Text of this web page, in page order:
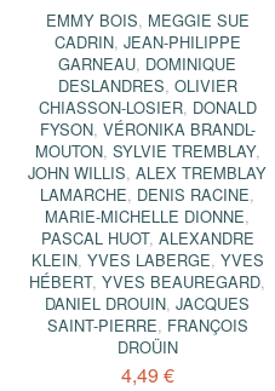
EMMY BOIS, MEGGIE SUE
CADRIN, JEAN-PHILIPPE
GARNEAU, DOMINIQUE
DESLANDRES, OLIVIER
CHIASSON-LOSIER, DONALD
FYSON, VÉRONIKA BRANDL-
MOUTON, SYLVIE TREMBLAY,
JOHN WILLIS,ALEX TREMBLAY
LAMARCHE, DENIS RACINE,
MARIE-MICHELLE DIONNE,
PASCAL HUOT, ALEXANDRE
KLEIN, YVES LABERGE, YVES
HÉBERT,YVES BEAUREGARD,
DANIEL DROUIN,JACQUES
SAINT-PIERRE, FRANÇOIS
DROÜIN
4,49 €